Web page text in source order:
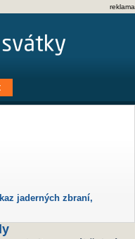
reklama
jaderných zbraní,